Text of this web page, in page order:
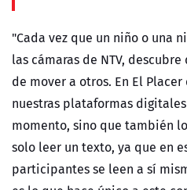
"Cada vez que un niño o una
las cámaras de NTV,
de mover a otros. En El
nuestras plataformas
momento, sino que también
solo leer un texto, ya que en
participantes se leen a sí